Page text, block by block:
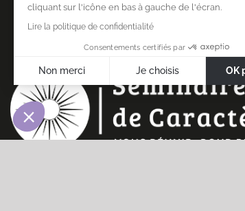
ORGANISER SÉMINAIRE ENTREPRISE
S’INSCRIRE À LA NEWSLETTER
cliquant sur l'icône en bas à gauche de l'écran.
Lire la politique de confidentialité
Consentements certifiés par
Non merci Je choisis OK
Axeptio consent
Plateforme de Gestion du Consentement :
Notre plateforme vous permet d'adapter et de